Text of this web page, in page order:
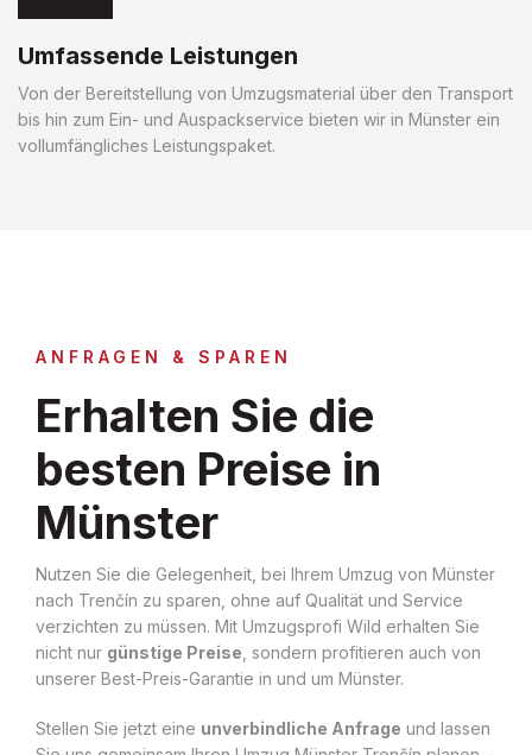
Umfassende Leistungen
Von der Bereitstellung von Umzugsmaterial über den Transport
bis hin zum Ein- und Auspackservice bieten wir in Münster ein
vollumfängliches Leistungspaket.
ANFRAGEN & SPAREN
Erhalten Sie die
besten Preise in
Münster
Nutzen Sie die Gelegenheit, bei Ihrem Umzug von Münster
nach Trenčín zu sparen, ohne auf Qualität und Service
verzichten zu müssen. Mit Umzugsprofi Wild erhalten Sie
nicht nur günstige Preise , sondern profitieren auch von
unserer Best-Preis-Garantie in und um Münster.
Stellen Sie jetzt eine unverbindliche Anfrage und lassen